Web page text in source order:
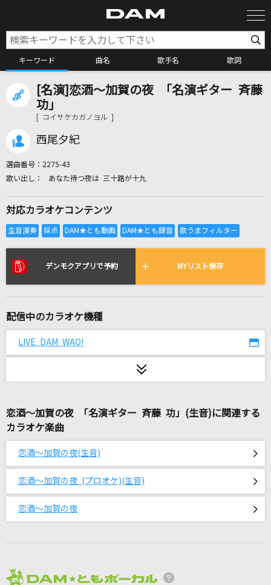
キーワード 曲名 歌手名 歌詞
カラオケ検索
カラオケリクエスト
リアルタイムで歌われている曲の一覧
The 5th
[生音]アイラブユー
back number
KANA-BOON
ゆびきりレイン
カラフルピーチ
[生音]初恋
aiko
ORION
中島美嘉
松田聖子
[名演]恋酒～加賀の夜 「名演ギター 斉藤
功」
[ コイサケカガノヨル ]
西尾夕紀
選曲番号： 2275-43
あなた待つ夜は 三十路が十九
対応カラオケコンテンツ
デンモクアプリで予約 MYリスト保存
配信中のカラオケ機種
LIVE DAM WAO!
恋酒～加賀の夜 「名演ギター 斉藤 功」(生音)に関連する
カラオケ楽曲
恋酒～加賀の夜(生音)
恋酒～加賀の夜 (プロオケ)(生音)
恋酒～加賀の夜